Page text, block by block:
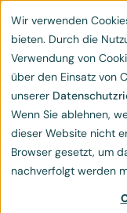
Wir verwenden
bieten. Durch die
Verwendung von
über den Einsatz von
unserer
Wenn Sie ablehnen,
dieser Website nicht
Browser gesetzt, um
nachverfolgt werden
Greenwashing,